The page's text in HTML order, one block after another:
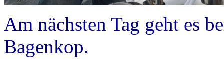
Am nächsten Tag geht es
Bagenkop.